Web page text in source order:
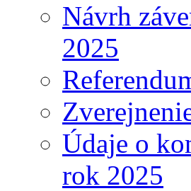
Návrh
2025
Údaje o
rok 2025